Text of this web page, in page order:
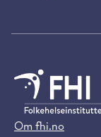
Om fhi.no